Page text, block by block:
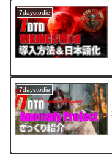
7daystodie
7daystodie